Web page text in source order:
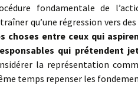
fondamentale de
qu’une régression vers
choses entre ceux qui
qui prétendent
la représentation
temps repenser les